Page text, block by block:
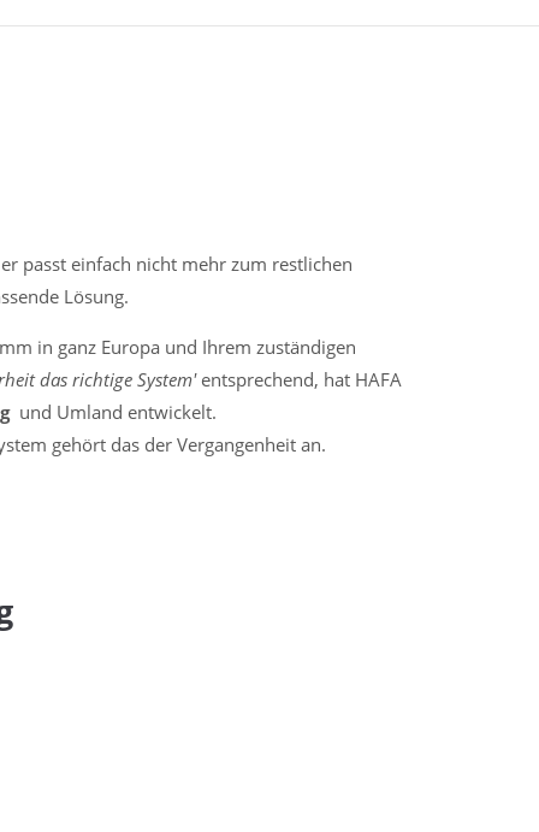
passt einfach nicht mehr zum restlichen
Lösung.
in ganz Europa und Ihrem zuständigen
das richtige System'entsprechend, hat HAFA
und Umland entwickelt.
gehört das der Vergangenheit an.